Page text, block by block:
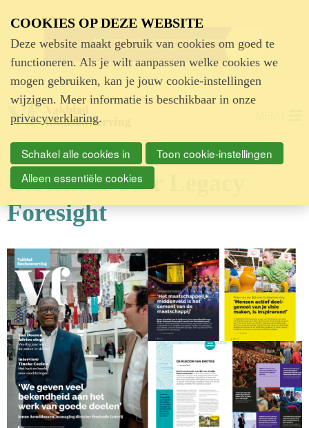
Advertentie
Berichten over Legacy
Foresight
COOKIES OP DEZE WEBSITE
Deze website maakt gebruik van cookies om goed te
functioneren. Als je wilt aanpassen welke cookies we
mogen gebruiken, kan je jouw cookie-instellingen
wijzigen. Meer informatie is beschikbaar in onze
privacyverklaring.
Schakel alle cookies in
Toon cookie-instellingen
Alleen essentiële cookies